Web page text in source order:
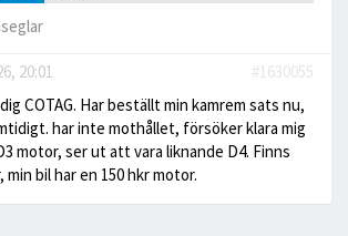
20:01
#1630055
COTAG. Har beställt min kamrem sats nu,
har inte mothållet, försöker klara mig
motor, ser ut att vara liknande D4. Finns
min bil har en 150 hkr motor.